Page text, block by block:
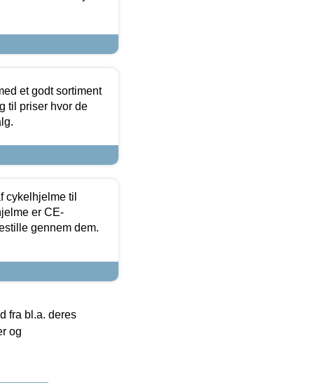
et godt sortiment
til priser hvor de
cykelhjelme til
er CE-
gennem dem.
fra bl.a. deres
og